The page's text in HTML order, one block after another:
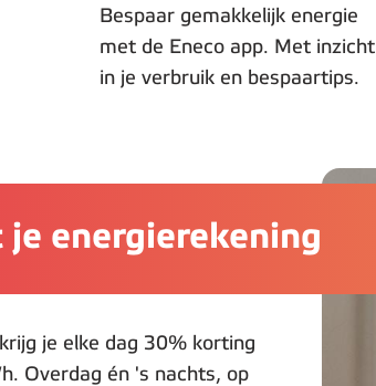
Bespaar gemakkelijk energie
met de Eneco app. Met inzicht
in je verbruik en bespaartips.
je energierekening
je elke dag 30% korting
Overdag én 's nachts, op